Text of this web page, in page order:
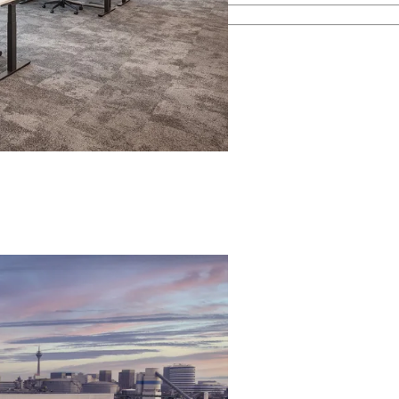
Immobilienprozess.
kennen.